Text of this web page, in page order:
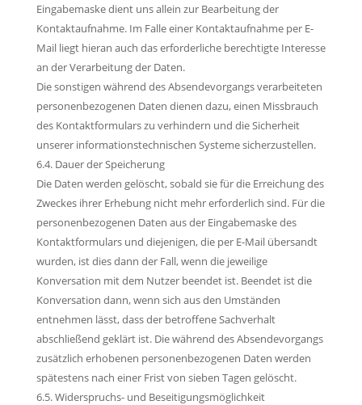
Eingabemaske dient uns allein zur Bearbeitung der
Kontaktaufnahme. Im Falle einer Kontaktaufnahme per E-
Mail liegt hieran auch das erforderliche berechtigte Interesse
an der Verarbeitung der Daten.
Die sonstigen während des Absendevorgangs verarbeiteten
personenbezogenen Daten dienen dazu, einen Missbrauch
des Kontaktformulars zu verhindern und die Sicherheit
unserer informationstechnischen Systeme sicherzustellen.
6.4. Dauer der Speicherung
Die Daten werden gelöscht, sobald sie für die Erreichung des
Zweckes ihrer Erhebung nicht mehr erforderlich sind. Für die
personenbezogenen Daten aus der Eingabemaske des
Kontaktformulars und diejenigen, die per E-Mail übersandt
wurden, ist dies dann der Fall, wenn die jeweilige
Konversation mit dem Nutzer beendet ist. Beendet ist die
Konversation dann, wenn sich aus den Umständen
entnehmen lässt, dass der betroffene Sachverhalt
abschließend geklärt ist. Die während des Absendevorgangs
zusätzlich erhobenen personenbezogenen Daten werden
spätestens nach einer Frist von sieben Tagen gelöscht.
6.5. Widerspruchs- und Beseitigungsmöglichkeit